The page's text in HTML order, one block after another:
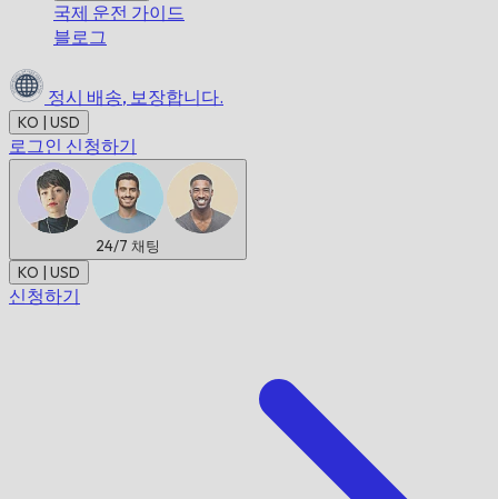
국제 운전 가이드
블로그
정시 배송, 보장합니다.
KO | USD
로그인 신청하기
24/7 채팅
KO | USD
신청하기